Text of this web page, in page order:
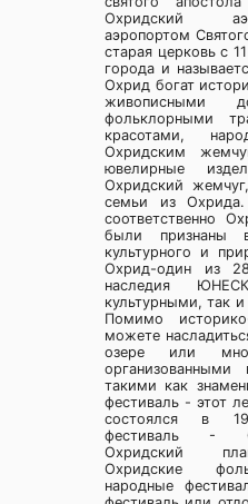
Охридский
аэропортом
старая церковь с
города и
Охрид богат
живописными
фольклорными
красотами,
Охридским
ювелирные
Охридский
семьи из
соответственно
были признаны
культурного и
Охрид-один из
наследия
культурными, так
Помимо
можете
озере или
такими как
фестиваль - этот
состоялся в
фестиваль -
Охридский
Охридские
народные